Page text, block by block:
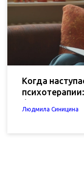
Когда
факторы
Людмила Синицина